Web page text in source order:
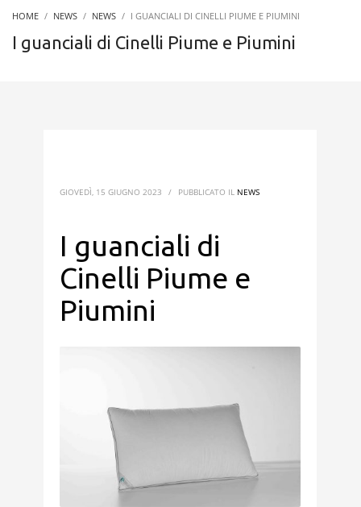
HOME NEWS NEWS I GUANCIALI DI CINELLI PIUME E PIUMINI
I guanciali di Cinelli Piume e Piumini
GIOVEDÌ, 15 GIUGNO 2023 / PUBBLICATO IL NEWS
I guanciali di
Cinelli Piume e
Piumini